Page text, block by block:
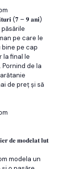
(𝟕 – 𝟗 𝐚𝐧𝐢)
pe care le
pe cap
la final le
de la
de preț și să
𝐝𝐞 𝐦𝐨𝐝𝐞𝐥𝐚𝐭 𝐥𝐮𝐭
modela un